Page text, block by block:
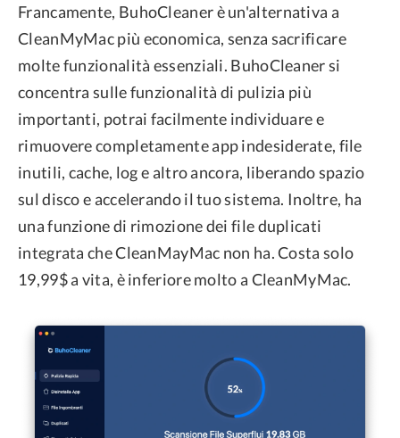
Francamente, BuhoCleaner è un'alternativa a
CleanMyMac più economica, senza sacrificare
molte funzionalità essenziali. BuhoCleaner si
concentra sulle funzionalità di pulizia più
importanti, potrai facilmente individuare e
rimuovere completamente app indesiderate, file
inutili, cache, log e altro ancora, liberando spazio
sul disco e accelerando il tuo sistema. Inoltre, ha
una funzione di rimozione dei file duplicati
integrata che CleanMayMac non ha. Costa solo
19,99$ a vita, è inferiore molto a CleanMyMac.